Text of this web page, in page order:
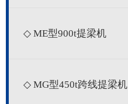
◇ ME型900t提梁机
◇ MG型450t跨线提梁机